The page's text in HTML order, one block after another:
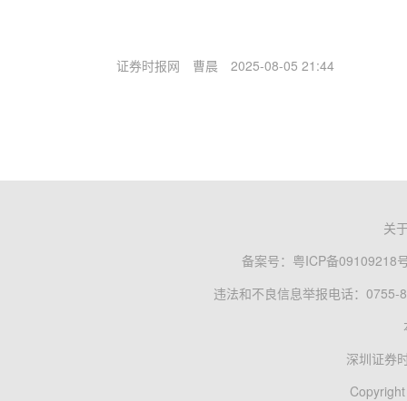
证券时报网 曹晨 2025-08-05 21:44
关
备案号： 粤ICP备09109218
违法和不良信息举报电话：0755-
深圳证券